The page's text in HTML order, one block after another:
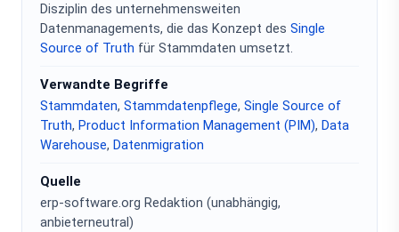
Disziplin des unternehmensweiten
Datenmanagements, die das Konzept des Single
Source of Truth für Stammdaten umsetzt.
Verwandte Begriffe
Stammdaten, Stammdatenpflege, Single Source of
Truth, Product Information Management (PIM), Data
Warehouse, Datenmigration
Quelle
erp-software.org Redaktion (unabhängig,
anbieterneutral)